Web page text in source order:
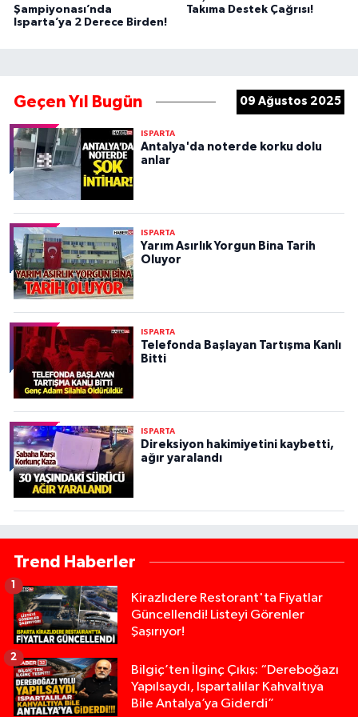
Şampiyonası’nda
Isparta’ya 2 Derece Birden!
Takıma Destek Çağrısı!
Geçen Yıl Bugün 09 Ağustos 2025
ISPARTA
Antalya'da noterde korku dolu
anlar
ISPARTA
Yarım Asırlık Yorgun Bina Tarih
Oluyor
ISPARTA
Telefonda Başlayan Tartışma Kanlı
Bitti
ISPARTA
Direksiyon hakimiyetini kaybetti,
ağır yaralandı
Trend Haberler
Kirazlıdere Restorant'ta Fiyatlar
Güncellendi! Listeyi Görenler
Şaşırıyor!
1
Bilgiç’ten İlginç Çıkış: “Dereboğazı
Yapılsaydı, Ispartalılar Kahvaltıya
Bile Antalya’ya Giderdi”
2